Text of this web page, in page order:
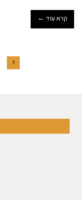
קרא עוד ←
1